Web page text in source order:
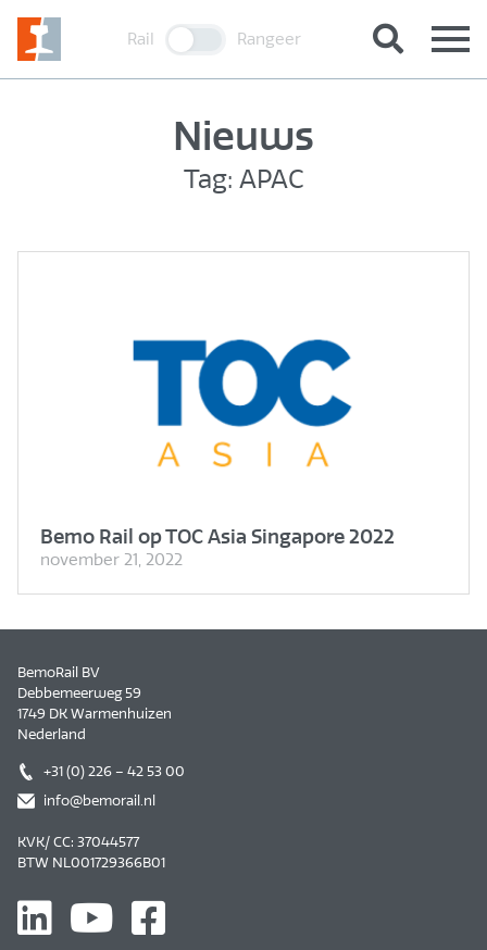
Rail Rangeer
Nieuws
Tag: APAC
Bemo Rail op TOC Asia Singapore 2022
november 21, 2022
BemoRail BV
Debbemeerweg 59
1749 DK Warmenhuizen
Nederland
+31 (0) 226 – 42 53 00
info@bemorail.nl
KVK/ CC: 37044577
BTW NL001729366B01